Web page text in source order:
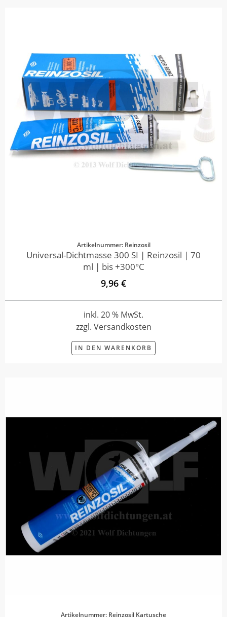
Artikelnummer: Reinzosil
Universal-Dichtmasse 300 SI | Reinzosil | 70
ml | bis +300°C
9,96 €
inkl. 20 % MwSt.
zzgl. Versandkosten
IN DEN WARENKORB
Artikelnummer: Reinzosil Kartusche